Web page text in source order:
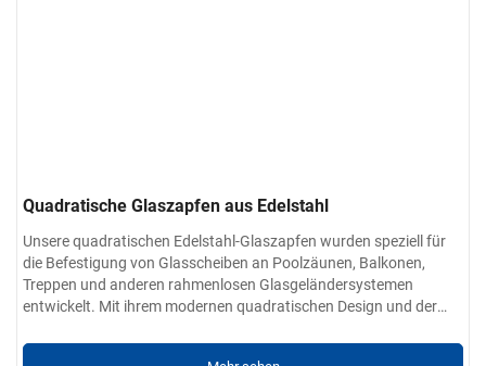
Quadratische Glaszapfen aus Edelstahl
Unsere quadratischen Edelstahl-Glaszapfen wurden speziell für
die Befestigung von Glasscheiben an Poolzäunen, Balkonen,
Treppen und anderen rahmenlosen Glasgeländersystemen
entwickelt. Mit ihrem modernen quadratischen Design und der
Stil und sind damit ideal für private und gewerbliche Projekte.
Material-Optionen:304 / 201 / 316 / 430 rostfreier Stahl